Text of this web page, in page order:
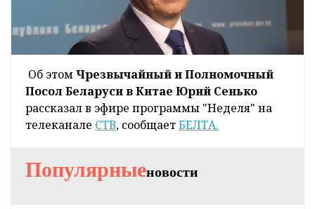
Об этомЧрезвычайный и Полномочный
Посол Беларуси в Китае Юрий Сенько
рассказал в эфире программы "Неделя" на
телеканале СТВ, сообщаетБЕЛТА.
Популярныеновости